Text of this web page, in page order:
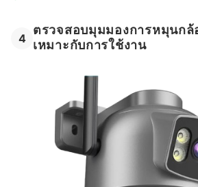
4
ตรวจสอบมุมมองการหมุนกล้
เหมาะกับการใช้งาน